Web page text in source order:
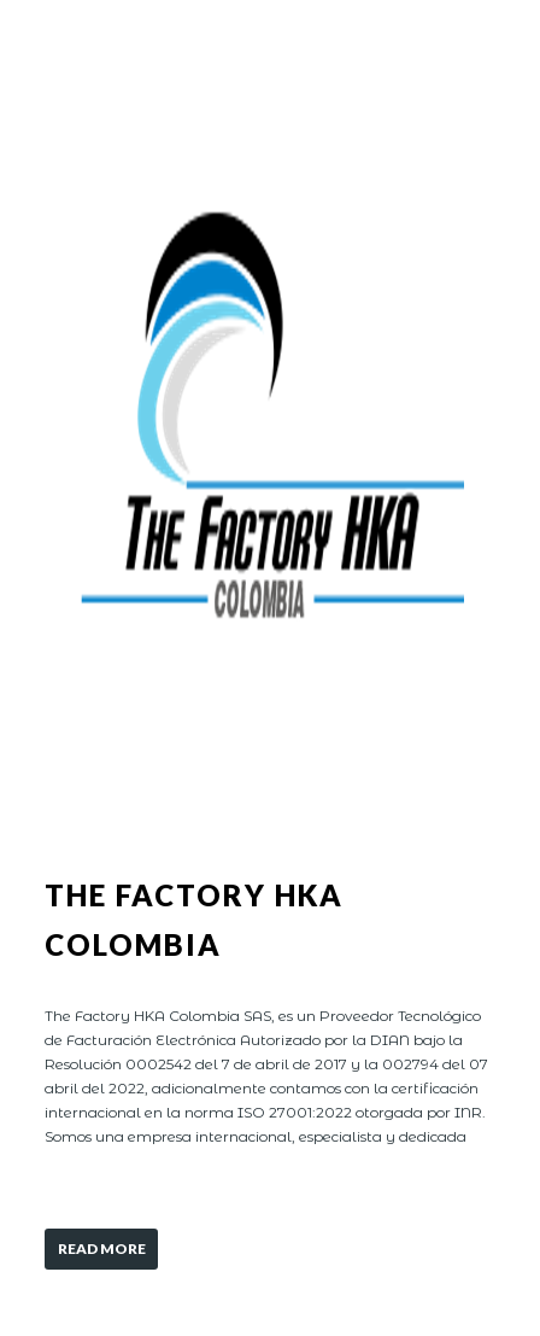
THE FACTORY HKA
COLOMBIA
The Factory HKA Colombia SAS, es un Proveedor Tecnológico
de Facturación Electrónica Autorizado por la DIAN bajo la
Resolución 0002542 del 7 de abril de 2017 y la 002794 del 07
abril del 2022, adicionalmente contamos con la certificación
internacional en la norma ISO 27001:2022 otorgada por INR.
Somos una empresa internacional, especialista y dedicada
READ MORE